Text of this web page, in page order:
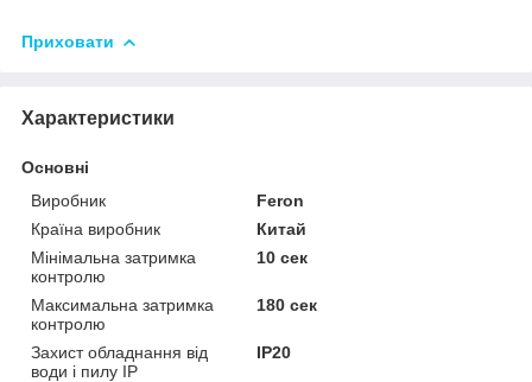
Приховати
Характеристики
Основні
Виробник
Feron
Країна виробник
Китай
Мінімальна затримка
контролю
10 сек
Максимальна затримка
контролю
180 сек
Захист обладнання від
води і пилу IP
IP20